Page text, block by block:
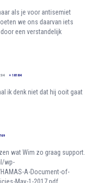
als je voor antisemiet
we ons daarvan iets
een verstandelijk
+ 18184
ik denk niet dat hij ooit gaat
wat Wim zo graag support.
wp-
A-Document-of-